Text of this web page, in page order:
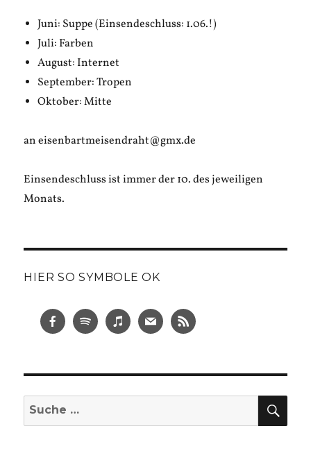
Juni: Suppe (Einsendeschluss: 1.06.!)
Juli: Farben
August: Internet
September: Tropen
Oktober: Mitte
an eisenbartmeisendraht@gmx.de
Einsendeschluss ist immer der 10. des jeweiligen
Monats.
HIER SO SYMBOLE OK
Suche
nach: